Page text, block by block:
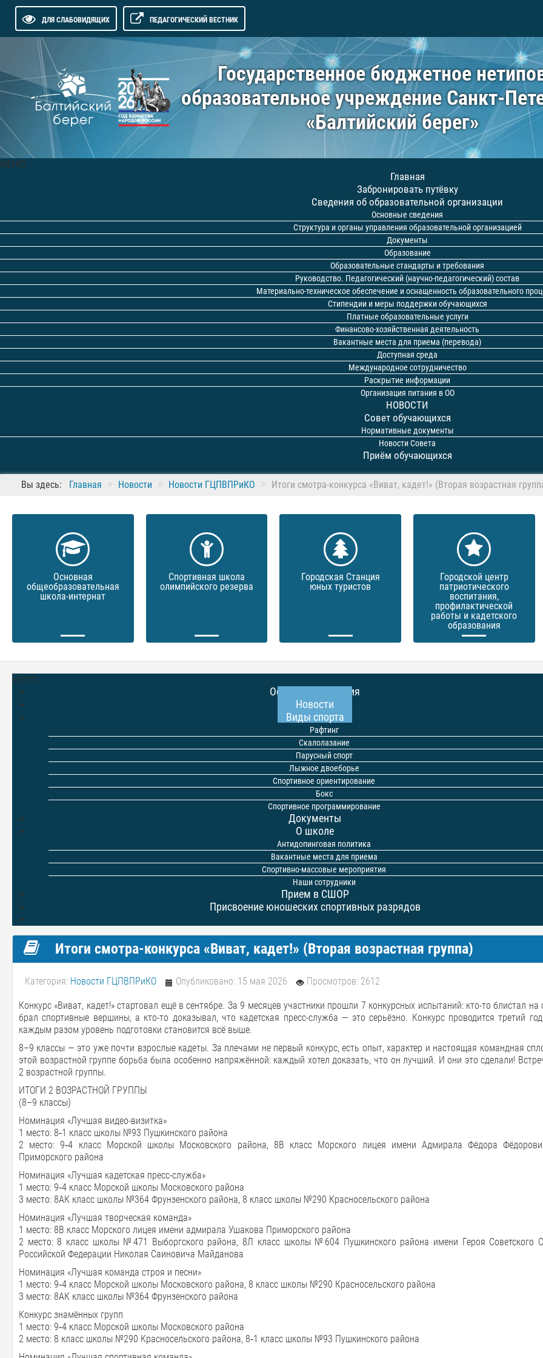
ДЛЯ СЛАБОВИДЯЩИХ ПЕДАГОГИЧЕСКИЙ ВЕСТНИК
Государственное бюджетное
образовательное учреждение Санкт-
«Балтийский берег»
МЕНЮ
Главная
Забронировать путёвку
Сведения об образовательной организации
Основные сведения
Структура и органы управления образовательной организацией
Документы
Образование
Образовательные стандарты и требования
Руководство. Педагогический (научно-педагогический) состав
Материально-техническое обеспечение и оснащенность образовательного
Стипендии и меры поддержки обучающихся
Платные образовательные услуги
Финансово-хозяйственная деятельность
Вакантные места для приема (перевода)
Доступная среда
Международное сотрудничество
Раскрытие информации
Организация питания в ОО
НОВОСТИ
Совет обучающихся
Нормативные документы
Новости Совета
Приём обучающихся
Вы здесь: Главная Новости Новости ГЦПВПРиКО Итоги смотра-конкурса «Виват, кадет!» (Вторая возрастная
Основная
общеобразовательная
школа-интернат
Спортивная школа
олимпийского резерва
Городская Станция
юных туристов
Городской центр
патриотического
воспитания,
профилактической
работы и кадетского
образования
МЕНЮ
Основные сведения
Новости
Виды спорта
Рафтинг
Скалолазание
Парусный спорт
Лыжное двоеборье
Спортивное ориентирование
Бокс
Спортивное программирование
Документы
О школе
Антидопинговая политика
Вакантные места для приема
Спортивно-массовые мероприятия
Наши сотрудники
Прием в СШОР
Присвоение юношеских спортивных разрядов
Итоги смотра-конкурса «Виват, кадет!» (Вторая возрастная группа)
Категория: Новости ГЦПВПРиКО Опубликовано: 15 мая 2026 Просмотров: 2612
Конкурс «Виват, кадет!» стартовал ещё в сентябре. За 9 месяцев участники прошли 7 конкурсных испытаний: кто-то блистал на
брал спортивные вершины, а кто-то доказывал, что кадетская пресс-служба — это серьёзно. Конкурс проводится третий
каждым разом уровень подготовки становится всё выше.
8–9 классы — это уже почти взрослые кадеты. За плечами не первый конкурс, есть опыт, характер и настоящая командная
этой возрастной группе борьба была особенно напряжённой: каждый хотел доказать, что он лучший. И они это сделали!
2 возрастной группы.
ИТОГИ 2 ВОЗРАСТНОЙ ГРУППЫ
(8–9 классы)
Номинация «Лучшая видео-визитка»
1 место: 8‑1 класс школы №93 Пушкинского района
2 место: 9‑4 класс Морской школы Московского района, 8В класс Морского лицея имени Адмирала Фёдора
Приморского района
Номинация «Лучшая кадетская пресс-служба»
1 место: 9‑4 класс Морской школы Московского района
3 место: 8АК класс школы №364 Фрунзенского района, 8 класс школы №290 Красносельского района
Номинация «Лучшая творческая команда»
1 место: 8В класс Морского лицея имени адмирала Ушакова Приморского района
2 место: 8 класс школы №471 Выборгского района, 8Л класс школы №604 Пушкинского района имени Героя Советского
Российской Федерации Николая Саиновича Майданова
Номинация «Лучшая команда строя и песни»
1 место: 9‑4 класс Морской школы Московского района, 8 класс школы №290 Красносельского района
3 место: 8АК класс школы №364 Фрунзенского района
Конкурс знамённых групп
1 место: 9‑4 класс Морской школы Московского района
2 место: 8 класс школы №290 Красносельского района, 8‑1 класс школы №93 Пушкинского района